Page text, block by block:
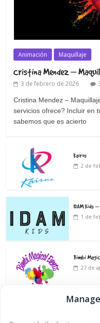
Animación Maquillaje
Cristina Mendez –
3 de febrero de 2026
Cristina Mendez –
servicios ofrece? Incluir en
sabemos que es acierto
Kairos
2 de
IDAM Kids
1 de
Bimbi
27 de